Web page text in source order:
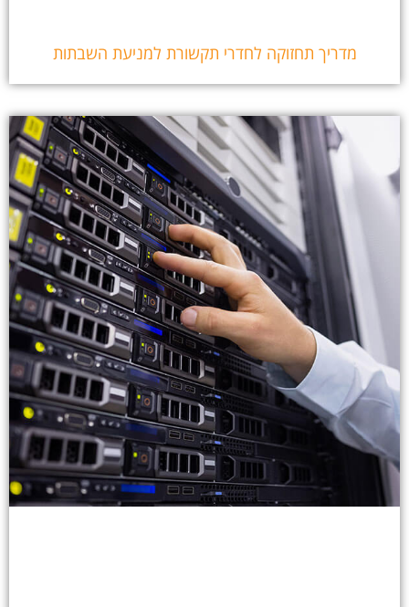
מדריך תחזוקה לחדרי תקשורת למניעת השבתות